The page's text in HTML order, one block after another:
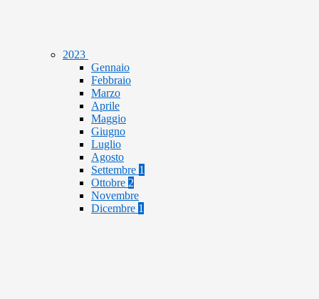
2023
Gennaio
Febbraio
Marzo
Aprile
Maggio
Giugno
Luglio
Agosto
Settembre 1
Ottobre 2
Novembre
Dicembre 1